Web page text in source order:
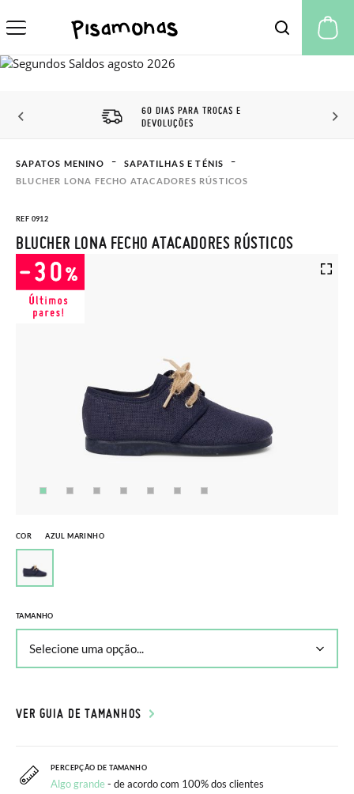
60 DIAS PARA TROCAS E
DEVOLUÇÕES
SAPATOS MENINO
SAPATILHAS E TÉNIS
BLUCHER LONA FECHO ATACADORES RÚSTICOS
REF 0912
BLUCHER LONA FECHO ATACADORES RÚSTICOS
COR AZUL MARINHO
TAMANHO
VER GUIA DE TAMANHOS
PERCEPÇÃO DE TAMANHO
Algo grande- de acordo com 100% dos clientes